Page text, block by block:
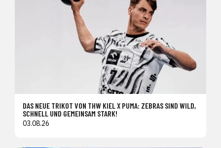
DAS NEUE TRIKOT VON THW KIEL X PUMA: ZEBRAS SIND WILD,
SCHNELL UND GEMEINSAM STARK!
03.08.26